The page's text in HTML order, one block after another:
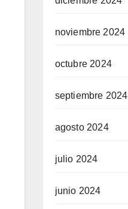
noviembre 2024
octubre 2024
septiembre 2024
agosto 2024
julio 2024
junio 2024